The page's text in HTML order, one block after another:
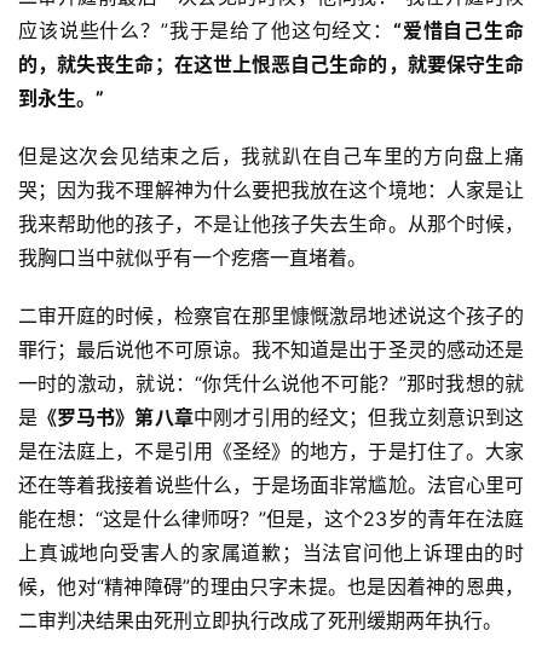
应该说些什么？”我于是给了他这句经文： “爱惜自己生命
的，就失丧生命；在这世上恨恶自己生命的，就要保守生命
到永生。”
但是这次会见结束之后，我就趴在自己车里的方向盘上痛
哭；因为我不理解神为什么要把我放在这个境地：人家是让
我来帮助他的孩子，不是让他孩子失去生命。从那个时候，
我胸口当中就似乎有一个疙瘩一直堵着。
二审开庭的时候，检察官在那里慷慨激昂地述说这个孩子的
罪行；最后说他不可原谅。我不知道是出于圣灵的感动还是
一时的激动，就说：“你凭什么说他不可能？”那时我想的就
是 《罗马书》第八章中刚才引用的经文；但我立刻意识到这
是在法庭上，不是引用《圣经》的地方，于是打住了。大家
还在等着我接着说些什么，于是场面非常尴尬。法官心里可
能在想：“这是什么律师呀？”但是，这个23岁的青年在法庭
上真诚地向受害人的家属道歉；当法官问他上诉理由的时
候，他对“精神障碍”的理由只字未提。也是因着神的恩典，
二审判决结果由死刑立即执行改成了死刑缓期两年执行。